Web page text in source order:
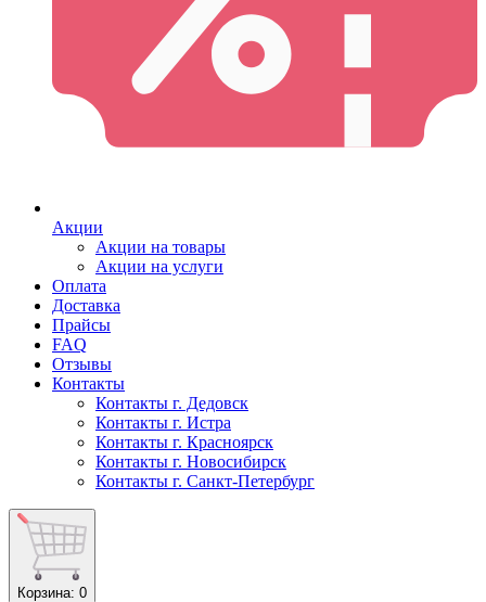
Акции
Акции на товары
Акции на услуги
Оплата
Доставка
Прайсы
FAQ
Отзывы
Контакты
Контакты г. Дедовск
Контакты г. Истра
Контакты г. Красноярск
Контакты г. Новосибирск
Контакты г. Санкт-Петербург
Корзина: 0